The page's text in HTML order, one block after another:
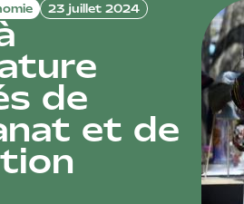
23 juillet 2024
de
et de